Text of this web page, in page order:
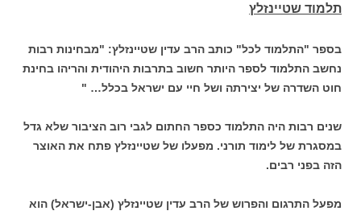
תלמוד שטיינזלץ
בספר "התלמוד לכל" כותב הרב עדין שטיינזלץ: "מבחינות רבות
נחשב התלמוד לספר היותר חשוב בתרבות היהודית והריהו בחינת
חוט השדרה של יצירתה ושל חיי עם ישראל בכלל… "
שנים רבות היה התלמוד כספר החתום לגבי רוב הציבור שלא גדל
במסגרת של לימוד תורני. מפעלו של שטיינזלץ פתח את האוצר
הזה בפני רבים.
מפעל התרגום והפרוש של הרב עדין שטיינזלץ (אבן-ישראל) הוא